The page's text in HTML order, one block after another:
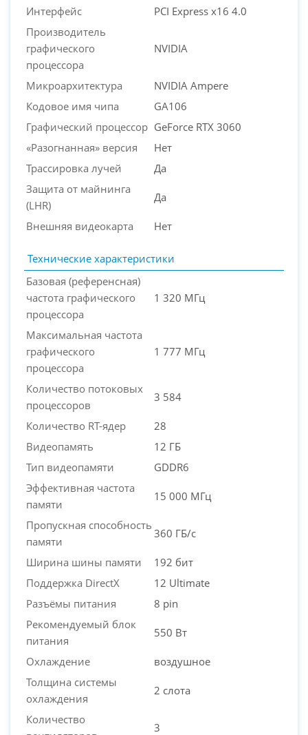
Интерфейс
PCI Express x16 4.0
Производитель
графического
процессора
NVIDIA
Микроархитектура
NVIDIA Ampere
Кодовое имя чипа
GA106
Графический процессор GeForce RTX 3060
«Разогнанная» версия
Нет
Трассировка лучей
Да
Защита от майнинга
(LHR)
Да
Внешняя видеокарта Нет
Технические характеристики
Базовая (референсная)
частота графического
процессора
1 320 МГц
Максимальная частота
графического
процессора
1 777 МГц
Количество потоковых
процессоров
3 584
Количество RT-ядер
28
Видеопамять
12 ГБ
Тип видеопамяти
GDDR6
Эффективная частота
памяти
15 000 МГц
Пропускная способность
памяти
360 ГБ/с
Ширина шины памяти
192 бит
Поддержка DirectX
12 Ultimate
Разъёмы питания
8 pin
Рекомендуемый блок
питания
550 Вт
Охлаждение
воздушное
Толщина системы
охлаждения
2 слота
Количество
3